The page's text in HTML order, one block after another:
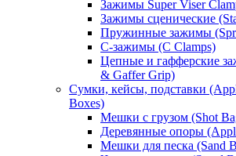
Зажимы Super Viser
Зажимы сценические
Пружинные зажимы
С-зажимы (C Clamps)
Цепные и гафферские
& Gaffer Grip)
Сумки, кейсы, подставки
Boxes)
Мешки с грузом (Shot
Деревянные опоры
Мешки для песка (Sand